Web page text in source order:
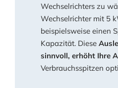
Wechselrichters zu
Wechselrichter mit 5
beispielsweise einen
Kapazität. Diese
sinnvoll, erhöht Ihre
Verbrauchsspitzen